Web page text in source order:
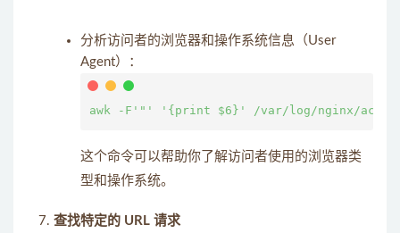
分析访问者的浏览器和操作系统信息（User
Agent）：
这个命令可以帮助你了解访问者使用的浏览器类
型和操作系统。
查找特定的 URL 请求